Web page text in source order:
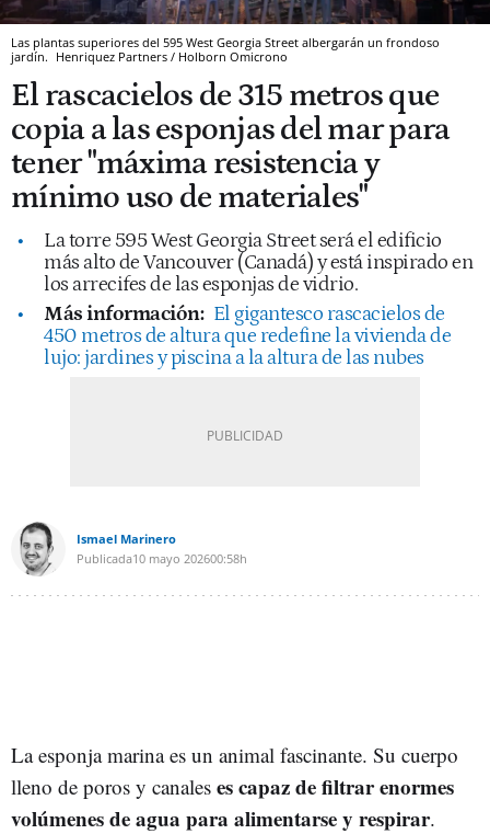
Las plantas superiores del 595 West Georgia Street albergarán un frondoso
jardín. Henriquez Partners / Holborn Omicrono
El rascacielos de 315 metros que
copia a las esponjas del mar para
tener "máxima resistencia y
mínimo uso de materiales"
La torre 595 West Georgia Street será el edificio
más alto de Vancouver (Canadá) y está inspirado en
los arrecifes de las esponjas de vidrio.
Más información: El gigantesco rascacielos de
450 metros de altura que redefine la vivienda de
lujo: jardines y piscina a la altura de las nubes
Ismael Marinero
Publicada10 mayo 202600:58h
La esponja marina es un animal fascinante. Su cuerpo
lleno de poros y canales es capaz de filtrar enormes
volúmenes de agua para alimentarse y respirar.